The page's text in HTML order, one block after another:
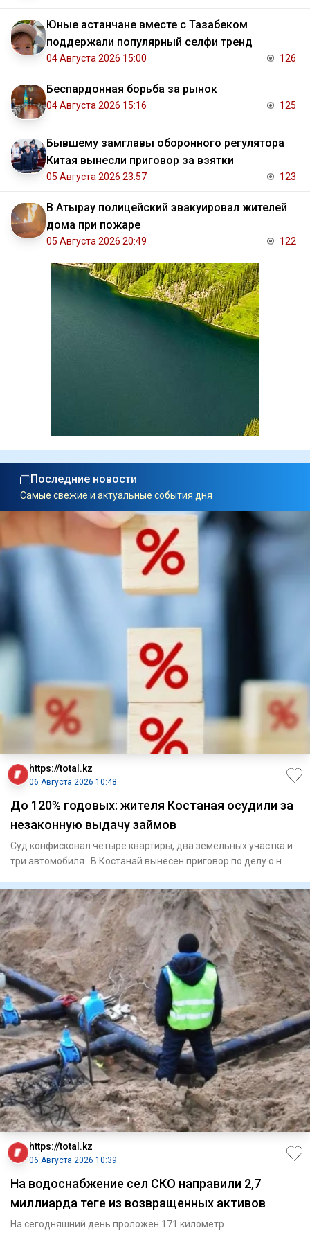
Юные астанчане вместе с Тазабеком
поддержали популярный селфи тренд
04 Августа 2026 15:00 126
Беспардонная борьба за рынок
04 Августа 2026 15:16 125
Бывшему замглавы оборонного регулятора
Китая вынесли приговор за взятки
05 Августа 2026 23:57 123
В Атырау полицейский эвакуировал жителей
дома при пожаре
05 Августа 2026 20:49 122
Последние новости
Самые свежие и актуальные события дня
https://total.kz
06 Августа 2026 10:48
До 120% годовых: жителя Костаная осудили за
незаконную выдачу займов
Суд конфисковал четыре квартиры, два земельных участка и
три автомобиля. В Костанай вынесен приговор по делу о н
https://total.kz
06 Августа 2026 10:39
На водоснабжение сел СКО направили 2,7
миллиарда теңге из возвращенных активов
На сегодняшний день проложен 171 километр